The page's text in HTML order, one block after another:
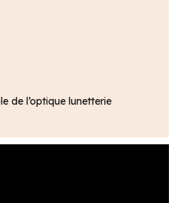
de l’optique lunetterie